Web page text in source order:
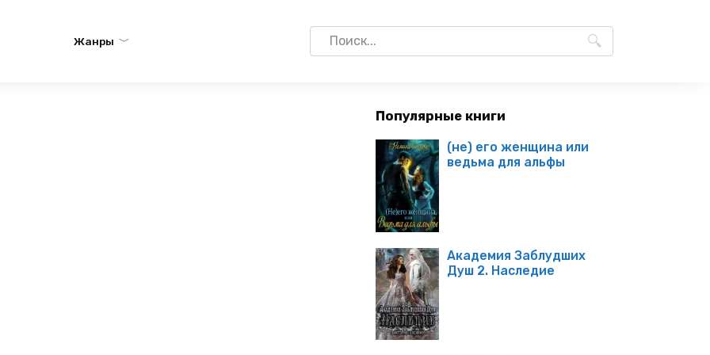
Жанры
Search
for:
Популярные книги
(не) его женщина или
ведьма для альфы
Академия Заблудших
Душ 2. Наследие